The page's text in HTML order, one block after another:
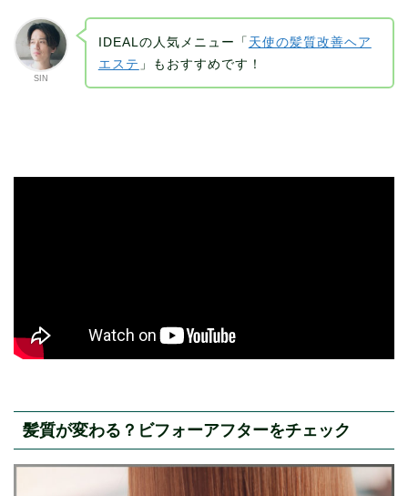
SIN
IDEALの人気メニュー「 天使の髪質改善ヘア
エステ 」もおすすめです！
髪質が変わる？ビフォーアフターをチェック